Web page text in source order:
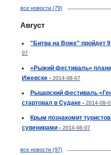
все новости (79)
Август
"Битва на Воже" пройдет 9
07
«Рыжий фестиваль»
Ижевске - 2014-08-07
Рыцарский фестиваль
стартовал в Судаке - 2014-08-
Крым познакомит
сувенирами - 2014-08-07
все новости (97)